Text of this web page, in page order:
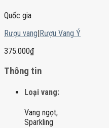
Quốc gia
Rượu vang|Rượu Vang Ý
375.000₫
Thông tin
Loại vang:
Vang ngọt,
Sparkling